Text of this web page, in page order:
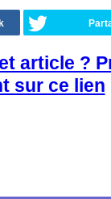
article ?
sur ce lien